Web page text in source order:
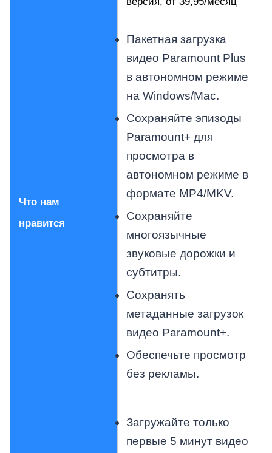
Что нам
нравится
Пакетная загрузка
видео Paramount Plus
в автономном режиме
на Windows/Mac.
Сохраняйте эпизоды
Paramount+ для
просмотра в
автономном режиме в
формате MP4/MKV.
Сохраняйте
многоязычные
звуковые дорожки и
субтитры.
Сохранять
метаданные загрузок
видео Paramount+.
Обеспечьте просмотр
без рекламы.
Загружайте только
первые 5 минут видео